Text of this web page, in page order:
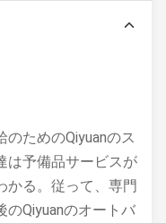
のためのQiyuanのス
は予備品サービスが
かる。従って、専門
Qiyuanのオートバ